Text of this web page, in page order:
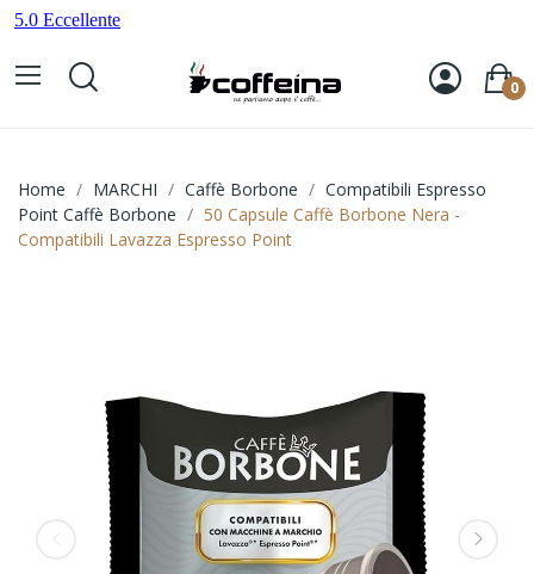
0
Home MARCHI Caffè Borbone
Compatibili Espresso
Point Caffè Borbone
50 Capsule Caffè Borbone Nera -
Compatibili Lavazza Espresso Point